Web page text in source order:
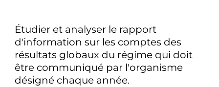
Étudier et analyser le rapport
d'information sur les comptes des
résultats globaux du régime qui doit
être communiqué par l'organisme
désigné chaque année.